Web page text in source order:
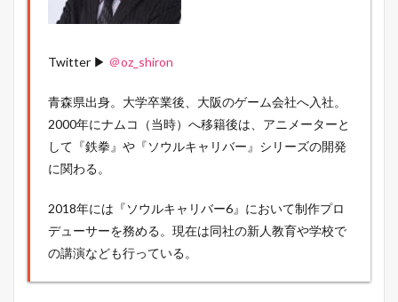
Twitter ▶ ＠oz_shiron
青森県出身。大学卒業後、大阪のゲーム会社へ入社。
2000年にナムコ（当時）へ移籍後は、アニメーターと
して『鉄拳』や『ソウルキャリバー』シリーズの開発
に関わる。
2018年には『ソウルキャリバー6』において制作プロ
デューサーを務める。現在は同社の新人教育や学校で
の講演なども行っている。